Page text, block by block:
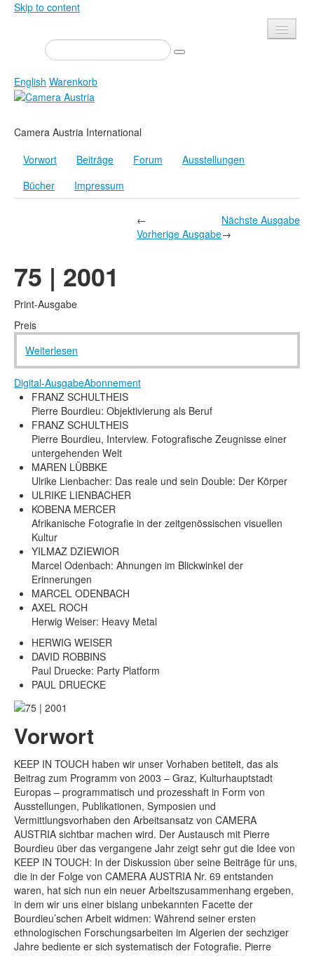
Skip to content
Presse
Veranstaltungen
Newsletter
Shop
English Warenkorb
Bücher
Camera Austria Preis
Fotoarchiv Pierre Bourdieu
Rechtliche Informationen
Camera Austria International
Vorwort
Beiträge Forum
Ausstellungen
Bücher
Impressum
←
Vorherige Ausgabe
Nächste Ausgabe
→
75 | 2001
Print-Ausgabe
Preis
Weiterlesen
Digital-AusgabeAbonnement
FRANZ SCHULTHEIS
Pierre Bourdieu: Objektivierung als Beruf
FRANZ SCHULTHEIS
Pierre Bourdieu, Interview. Fotografische Zeugnisse einer
untergehenden Welt
MAREN LÜBBKE
Ulrike Lienbacher: Das reale und sein Double: Der Körper
ULRIKE LIENBACHER
KOBENA MERCER
Afrikanische Fotografie in der zeitgenössischen visuellen
Kultur
YILMAZ DZIEWIOR
Marcel Odenbach: Ahnungen im Blickwinkel der
Erinnerungen
MARCEL ODENBACH
AXEL ROCH
Herwig Weiser: Heavy Metal
HERWIG WEISER
DAVID ROBBINS
Paul Druecke: Party Platform
PAUL DRUECKE
Vorwort
KEEP IN TOUCH haben wir unser Vorhaben betitelt, das als
Beitrag zum Programm von 2003 – Graz, Kulturhauptstadt
Europas – programmatisch und prozesshaft in Form von
Ausstellungen, Publikationen, Symposien und
Vermittlungsvorhaben den Arbeitsansatz von CAMERA
AUSTRIA sichtbar machen wird. Der Austausch mit Pierre
Bourdieu über das vergangene Jahr zeigt sehr gut die Idee von
KEEP IN TOUCH: In der Diskussion über seine Beiträge für uns,
die in der Folge von CAMERA AUSTRIA Nr. 69 entstanden
waren, hat sich nun ein neuer Arbeitszusammenhang ergeben,
in dem wir uns einer bislang unbekannten Facette der
Bourdieu’schen Arbeit widmen: Während seiner ersten
ethnologischen Forschungsarbeiten im Algerien der sechziger
Jahre bediente er sich systematisch der Fotografie. Pierre